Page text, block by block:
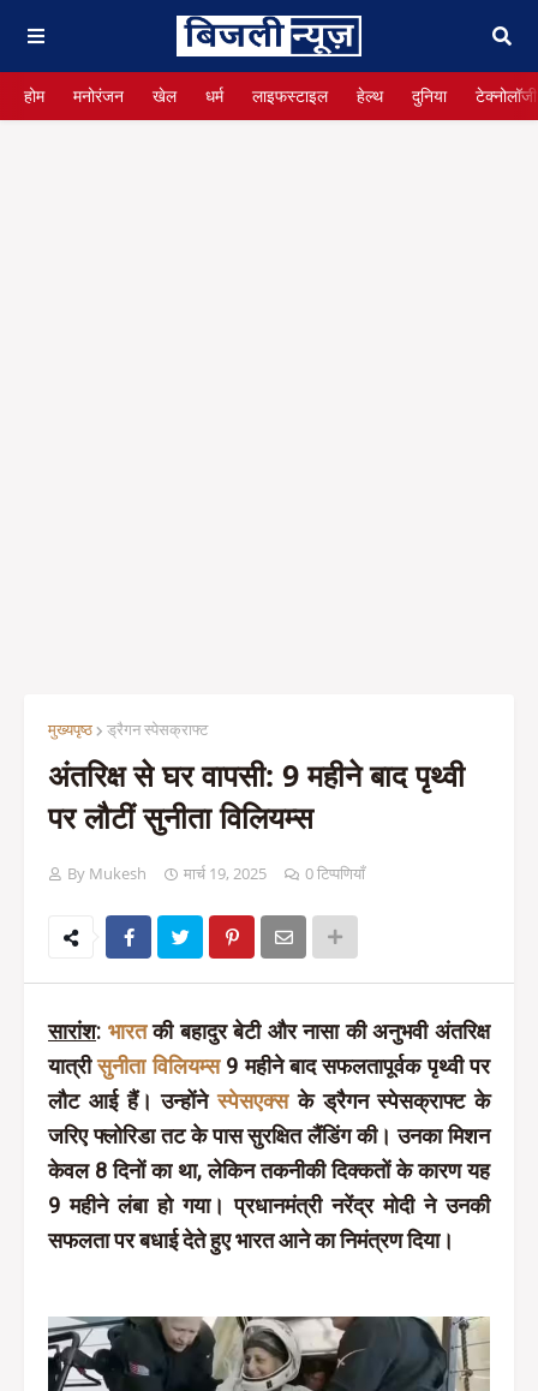
होम मनोरंजन खेल धर्म लाइफस्टाइल हेल्थ दुनिया टेक्नोलॉजी
मुख्यपृष्ठ ड्रैगन स्पेसक्राफ्ट
अंतरिक्ष से घर वापसी: 9 महीने बाद पृथ्वी
पर लौटीं सुनीता विलियम्स
By Mukesh मार्च 19, 2025 0 टिप्पणियाँ
सारांश: भारतकी बहादुर बेटी और नासा की अनुभवी अंतरिक्ष
यात्रीसुनीता विलियम्स9 महीने बाद सफलतापूर्वक पृथ्वी पर
लौट आई हैं। उन्होंनेस्पेसएक्सके ड्रैगन स्पेसक्राफ्ट के
जरिए फ्लोरिडा तट के पास सुरक्षित लैंडिंग की। उनका मिशन
केवल 8 दिनों का था, लेकिन तकनीकी दिक्कतों के कारण यह
9 महीने लंबा हो गया। प्रधानमंत्री नरेंद्र मोदी ने उनकी
सफलता पर बधाई देते हुए भारत आने का निमंत्रण दिया।